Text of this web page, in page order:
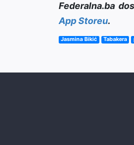
Federalna.ba
App Storeu.
Jasmina Bikić Tabakera